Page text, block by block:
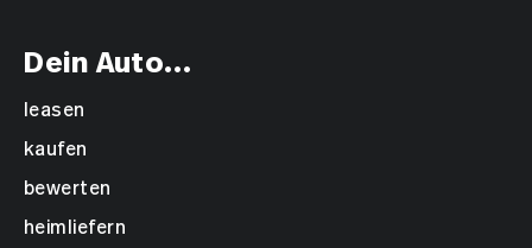
Dein Auto...
leasen
kaufen
bewerten
heimliefern